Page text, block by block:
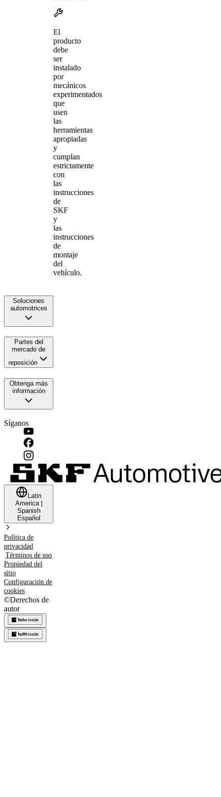
El
producto
debe
ser
instalado
por
mecánicos
experimentados
que
usen
las
herramientas
apropiadas
y
cumplan
estrictamente
con
las
instrucciones
de
SKF
y
las
instrucciones
de
montaje
del
vehículo.
Soluciones
automotrices
Partes del
mercado de
reposición
Obtenga más
información
Síganos
Latin
America|
Spanish
Español
Política de
privacidad
Términos de uso
Propiedad del
sitio
Configuración de
cookies
©Derechos de
autor